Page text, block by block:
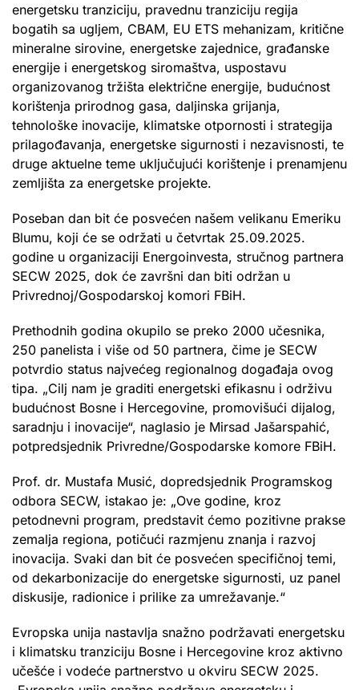
energetsku tranziciju, pravednu tranziciju regija
bogatih sa ugljem, CBAM, EU ETS mehanizam, kritične
mineralne sirovine, energetske zajednice, građanske
energije i energetskog siromaštva, uspostavu
organizovanog tržišta električne energije, budućnost
korištenja prirodnog gasa, daljinska grijanja,
tehnološke inovacije, klimatske otpornosti i strategija
prilagođavanja, energetske sigurnosti i nezavisnosti, te
druge aktuelne teme uključujući korištenje i prenamjenu
zemljišta za energetske projekte.
Poseban dan bit će posvećen našem velikanu Emeriku
Blumu, koji će se održati u četvrtak 25.09.2025.
godine u organizaciji Energoinvesta, stručnog partnera
SECW 2025, dok će završni dan biti održan u
Privrednoj/Gospodarskoj komori FBiH.
Prethodnih godina okupilo se preko 2000 učesnika,
250 panelista i više od 50 partnera, čime je SECW
potvrdio status najvećeg regionalnog događaja ovog
tipa. „Cilj nam je graditi energetski efikasnu i održivu
budućnost Bosne i Hercegovine, promovišući dijalog,
saradnju i inovacije“, naglasio je Mirsad Jašarspahić,
potpredsjednik Privredne/Gospodarske komore FBiH.
Prof. dr. Mustafa Musić, dopredsjednik Programskog
odbora SECW, istakao je: „Ove godine, kroz
petodnevni program, predstavit ćemo pozitivne prakse
zemalja regiona, potičući razmjenu znanja i razvoj
inovacija. Svaki dan bit će posvećen specifičnoj temi,
od dekarbonizacije do energetske sigurnosti, uz panel
diskusije, radionice i prilike za umrežavanje.“
Evropska unija nastavlja snažno podržavati energetsku
i klimatsku tranziciju Bosne i Hercegovine kroz aktivno
učešće i vodeće partnerstvo u okviru SECW 2025.